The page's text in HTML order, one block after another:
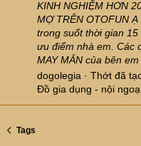
KINH NGHIỆM HƠN
MỢ TRÊN OTOFUN
trong suốt thời gian
ưu điểm nhà em. Các
MAY MẮN của bên em
dogolegia
Thớt đã
Đồ gia dụng - nội
Tags